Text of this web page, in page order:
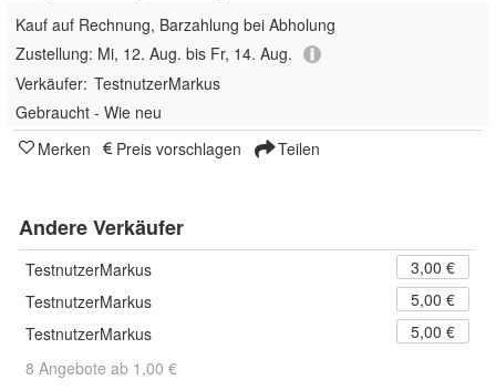
Kauf auf Rechnung, Barzahlung bei Abholung
Zustellung: Mi, 12. Aug. bis Fr, 14. Aug.
Verkäufer: TestnutzerMarkus
Gebraucht - Wie neu
Merken
Preis vorschlagen Teilen
Andere Verkäufer
TestnutzerMarkus
3,00 €
TestnutzerMarkus
5,00 €
TestnutzerMarkus
5,00 €
8 Angebote ab 1,00 €